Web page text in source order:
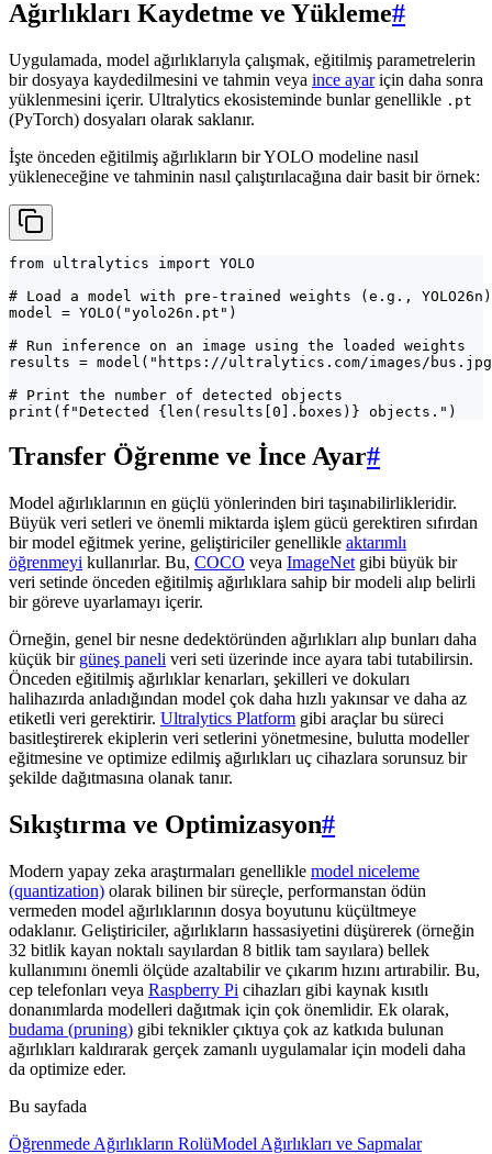
Ağırlıkları Kaydetme ve Yükleme#
Uygulamada, model ağırlıklarıyla çalışmak, eğitilmiş parametrelerin
bir dosyaya kaydedilmesini ve tahmin veya ince ayariçin daha sonra
yüklenmesini içerir. Ultralytics ekosisteminde bunlar genellikle .pt
(PyTorch) dosyaları olarak saklanır.
İşte önceden eğitilmiş ağırlıkların bir YOLO modeline nasıl
yükleneceğine ve tahminin nasıl çalıştırılacağına dair basit bir örnek:
from ultralytics import YOLO
# Load a model with pre-trained weights (e.g., YOLO26n)
model = YOLO("yolo26n.pt")
# Run inference on an image using the loaded weights
results = model("https://ultralytics.com/images/
# Print the number of detected objects
print(f"Detected {len(results[0].boxes)} objects.")
Transfer Öğrenme ve İnce Ayar#
Model ağırlıklarının en güçlü yönlerinden biri taşınabilirlikleridir.
Büyük veri setleri ve önemli miktarda işlem gücü gerektiren sıfırdan
bir model eğitmek yerine, geliştiriciler genellikle aktarımlı
öğrenmeyi kullanırlar. Bu, COCO veya ImageNet gibi büyük bir
veri setinde önceden eğitilmiş ağırlıklara sahip bir modeli alıp belirli
bir göreve uyarlamayı içerir.
Örneğin, genel bir nesne dedektöründen ağırlıkları alıp bunları daha
küçük bir güneş paneli veri seti üzerinde ince ayara tabi tutabilirsin.
Önceden eğitilmiş ağırlıklar kenarları, şekilleri ve dokuları
halihazırda anladığından model çok daha hızlı yakınsar ve daha az
etiketli veri gerektirir. Ultralytics Platform gibi araçlar bu süreci
basitleştirerek ekiplerin veri setlerini yönetmesine, bulutta modeller
eğitmesine ve optimize edilmiş ağırlıkları uç cihazlara sorunsuz bir
şekilde dağıtmasına olanak tanır.
Sıkıştırma ve Optimizasyon#
Modern yapay zeka araştırmaları genellikle model niceleme
(quantization) olarak bilinen bir süreçle, performanstan ödün
vermeden model ağırlıklarının dosya boyutunu küçültmeye
odaklanır. Geliştiriciler, ağırlıkların hassasiyetini düşürerek (örneğin
32 bitlik kayan noktalı sayılardan 8 bitlik tam sayılara) bellek
kullanımını önemli ölçüde azaltabilir ve çıkarım hızını artırabilir. Bu,
cep telefonları veya Raspberry Pi cihazları gibi kaynak kısıtlı
donanımlarda modelleri dağıtmak için çok önemlidir. Ek olarak,
budama (pruning) gibi teknikler çıktıya çok az katkıda bulunan
ağırlıkları kaldırarak gerçek zamanlı uygulamalar için modeli daha
da optimize eder.
Bu sayfada
Öğrenmede Ağırlıkların RolüModel Ağırlıkları ve Sapmalar